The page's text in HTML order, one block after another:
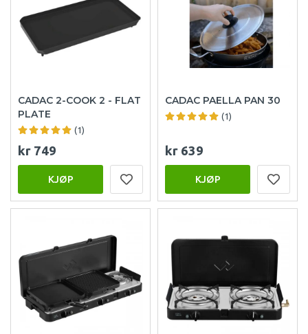
CADAC 2-COOK 2 - FLAT
PLATE
(1)
kr 749
KJØP
CADAC PAELLA PAN 30
(1)
kr 639
KJØP